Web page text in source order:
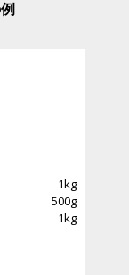
1kg
500g
1kg